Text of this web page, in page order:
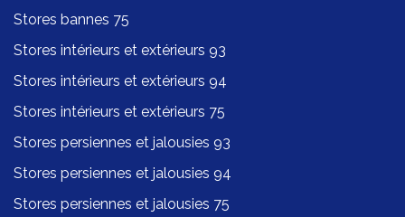
Stores bannes 75
Stores intérieurs et extérieurs 93
Stores intérieurs et extérieurs 94
Stores intérieurs et extérieurs 75
Stores persiennes et jalousies 93
Stores persiennes et jalousies 94
Stores persiennes et jalousies 75